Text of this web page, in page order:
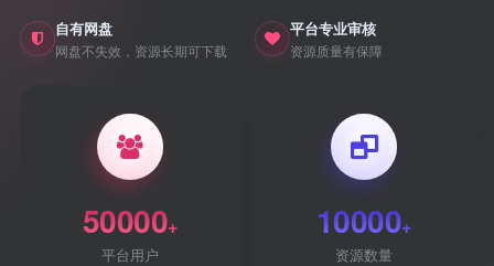
自有网盘
网盘不失效，资源长期可下载
平台专业审核
资源质量有保障
50000+
平台用户
10000+
资源数量